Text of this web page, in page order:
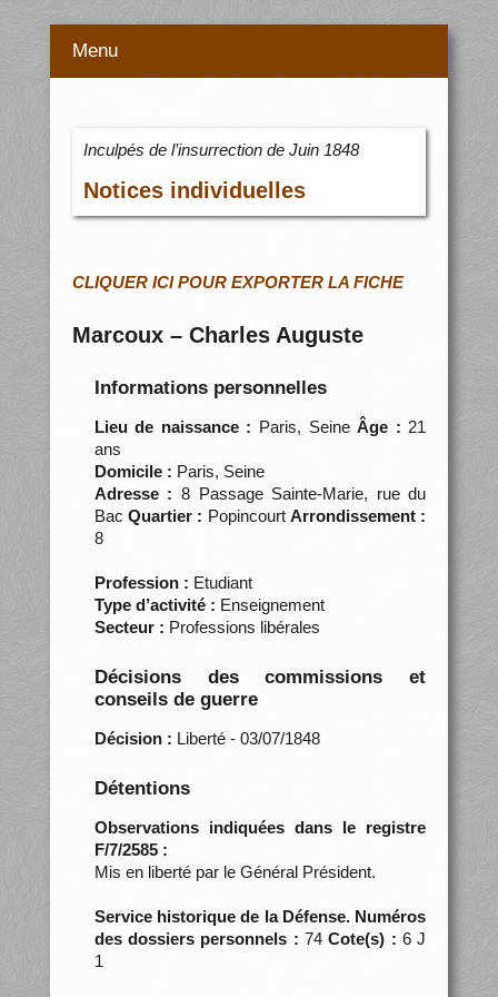
Menu
Inculpés de l’insurrection de Juin 1848
Notices individuelles
CLIQUER ICI POUR EXPORTER LA FICHE
Marcoux – Charles Auguste
Informations personnelles
Lieu de naissance : Paris, SeineÂge : 21
ans
Domicile : Paris, Seine
Adresse : 8 Passage Sainte-Marie, rue du
BacQuartier : Popincourt Arrondissement :
8
Profession : Etudiant
Type d’activité : Enseignement
Secteur : Professions libérales
Décisions des commissions et
conseils de guerre
Décision : Liberté - 03/07/1848
Détentions
Observations indiquées dans le registre
F/7/2585 :
Mis en liberté par le Général Président.
Service historique de la Défense. Numéros
des dossiers personnels : 74Cote(s) : 6 J
1